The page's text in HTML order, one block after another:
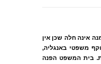
אינה חלה שכן אין
משפטי באנגליה,
בית המשפט הפנה